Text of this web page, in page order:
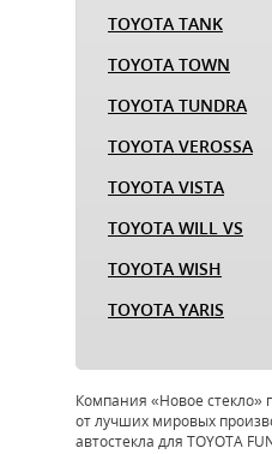
TOYOTA TANK
TOYOTA TOWN
TOYOTA TUNDRA
TOYOTA VEROSSA
TOYOTA VISTA
TOYOTA WILL VS
TOYOTA WISH
TOYOTA YARIS
Компания «Новое стекло»
от лучших мировых
автостекла для TOYOTA